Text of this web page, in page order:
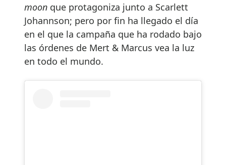
moon que protagoniza junto a Scarlett
Johannson; pero por fin ha llegado el día
en el que la campaña que ha rodado bajo
las órdenes de Mert & Marcus vea la luz
en todo el mundo.